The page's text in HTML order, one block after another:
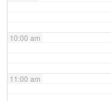
10:00 am
11:00 am